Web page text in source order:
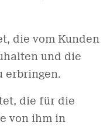
die vom Kunden
und die
erbringen.
die für die
von ihm in